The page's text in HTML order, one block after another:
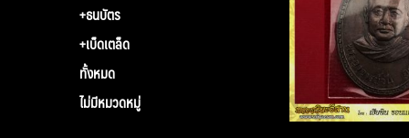
+ธนบัตร
+เบ็ดเตล็ด
ทั้งหมด
ไม่มีหมวดหมู่